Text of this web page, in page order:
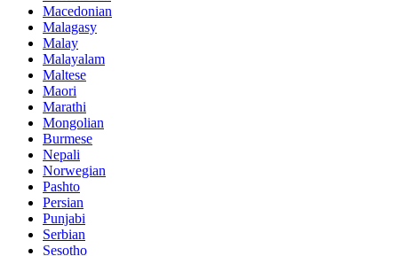
Macedonian
Malagasy
Malay
Malayalam
Maltese
Maori
Marathi
Mongolian
Burmese
Nepali
Norwegian
Pashto
Persian
Punjabi
Serbian
Sesotho